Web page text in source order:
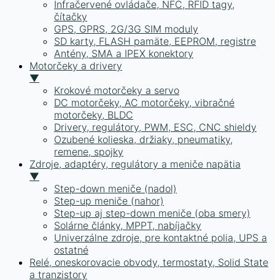
Infračervené ovládače, NFC, RFID tagy,
čítačky
GPS, GPRS, 2G/3G SIM moduly
SD karty, FLASH pamäte, EEPROM, registre
Antény, SMA a IPEX konektory
Motorčeky a drivery
▼
Krokové motorčeky a servo
DC motorčeky, AC motorčeky, vibračné
motorčeky, BLDC
Drivery, regulátory, PWM, ESC, CNC shieldy
Ozubené kolieska, držiaky, pneumatiky,
remene, spojky
Zdroje, adaptéry, regulátory a meniče napätia
▼
Step-down meniče (nadol)
Step-up meniče (nahor)
Step-up aj step-down meniče (oba smery)
Solárne články, MPPT, nabíjačky
Univerzálne zdroje, pre kontaktné polia, UPS a
ostatné
Relé, oneskorovacie obvody, termostaty, Solid State
a tranzistory